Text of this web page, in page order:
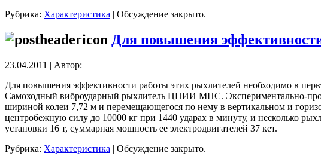
Рубрика: Характеристика | Обсуждение закрыто.
Для повышения
23.04.2011 | Автор:
Для повышения эффективности работы этих рыхлителей необходимо в
Самоходный виброударный рыхлитель ЦНИИ МПС. Экспериментально-
шириной колеи 7,72 м и перемещающегося по нему в вертикальном и
центробежную силу до 10000 кг при 1440 ударах в минуту, и несколько
установки 16 т, суммарная мощность ее электродвигателей 37 кет.
Рубрика: Характеристика | Обсуждение закрыто.